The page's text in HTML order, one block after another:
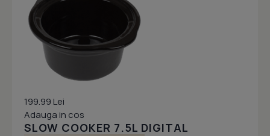
199.99 Lei
Adauga in cos
SLOW COOKER 7.5L DIGITAL